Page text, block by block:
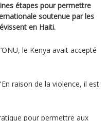
étapes pour permettre
soutenue par les
en Haiti.
le Kenya avait accepté
raison de la violence, il est
pour permettre aux